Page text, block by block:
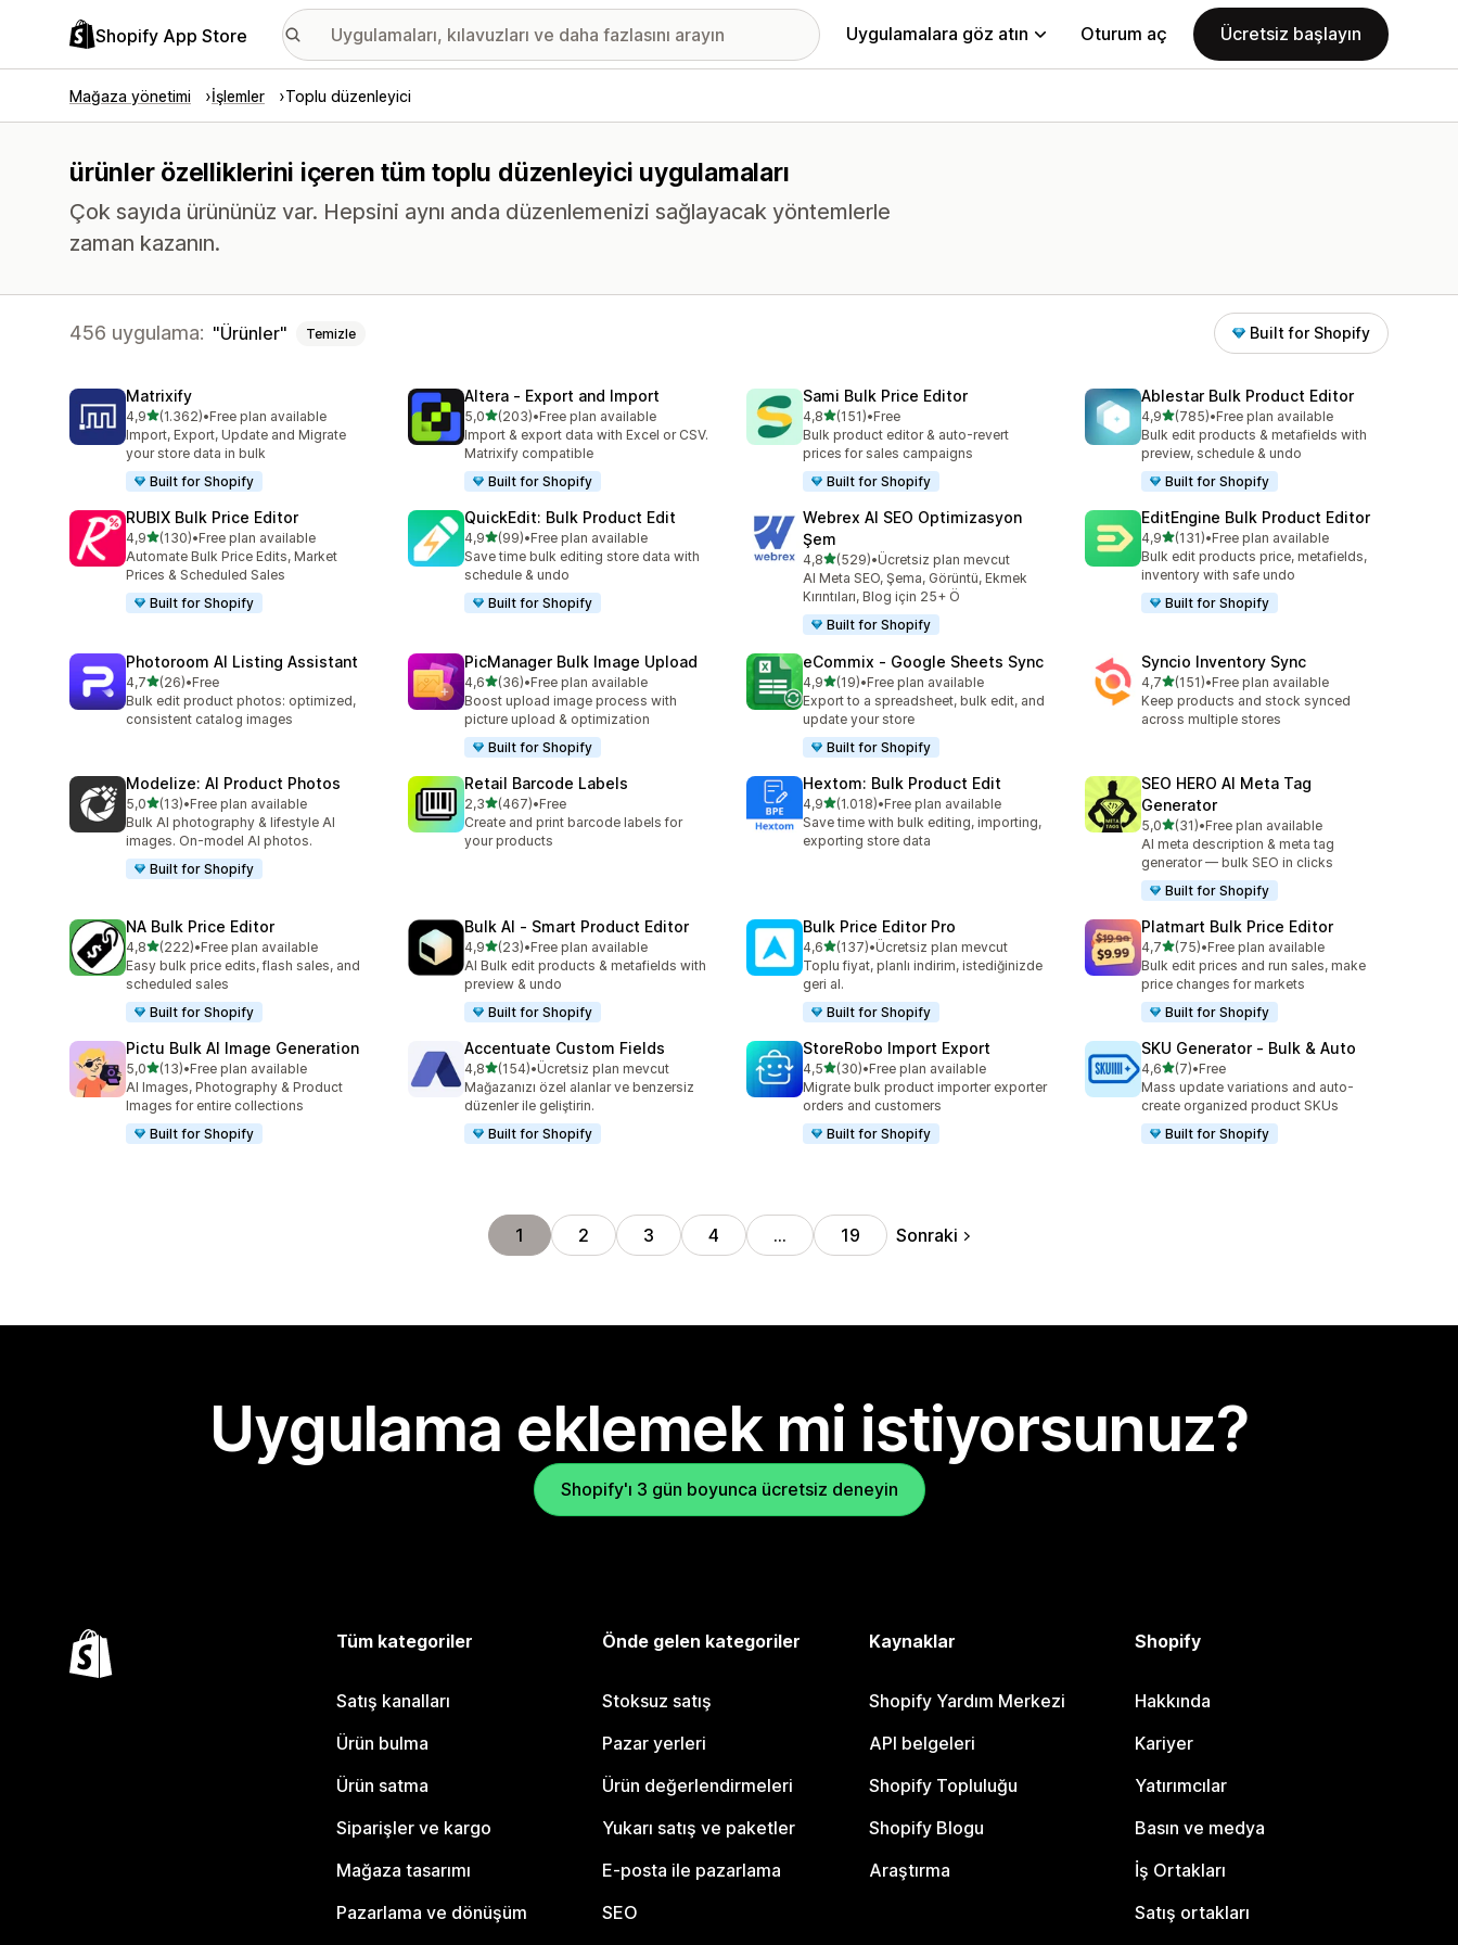
Shopify App Store Uygulamalara göz atın Oturum aç Ücretsiz başlayın
Mağaza yönetimi İşlemler Toplu düzenleyici
ürünler özelliklerini içeren tüm toplu düzenleyici uygulamaları
Çok sayıda ürününüz var. Hepsini aynı anda düzenlemenizi sağlayacak yöntemlerle
zaman kazanın.
456 uygulama: Ürünler Temizle Built for Shopify
Matrixify
4,95 yıldız üzerinden
(1.362)
toplam 1362 değerlendirme
•Free plan available
Import, Export, Update and Migrate
your store data in bulk
Built for Shopify
Altera ‑ Export and Import
5,05 yıldız üzerinden
(203)
toplam 203 değerlendirme
•Free plan available
Import & export data with Excel or CSV.
Matrixify compatible
Built for Shopify
Sami Bulk Price Editor
4,85 yıldız üzerinden
(151)
toplam 151 değerlendirme
•Free
Bulk product editor & auto-revert
prices for sales campaigns
Built for Shopify
Ablestar Bulk Product Editor
4,95 yıldız üzerinden
(785)
toplam 785 değerlendirme
•Free plan available
Bulk edit products & metafields with
preview, schedule & undo
Built for Shopify
RUBIX Bulk Price Editor
4,95 yıldız üzerinden
(130)
toplam 130 değerlendirme
•Free plan available
Automate Bulk Price Edits, Market
Prices & Scheduled Sales
Built for Shopify
QuickEdit: Bulk Product Edit
4,95 yıldız üzerinden
(99)
toplam 99 değerlendirme
•Free plan available
Save time bulk editing store data with
schedule & undo
Built for Shopify
Webrex AI SEO Optimizasyon
Şem
4,85 yıldız üzerinden
(529)
toplam 529 değerlendirme
•Ücretsiz plan mevcut
AI Meta SEO, Şema, Görüntü, Ekmek
Kırıntıları, Blog için 25+ Ö
Built for Shopify
EditEngine Bulk Product Editor
4,95 yıldız üzerinden
(131)
toplam 131 değerlendirme
•Free plan available
Bulk edit products price, metafields,
inventory with safe undo
Built for Shopify
Photoroom AI Listing Assistant
4,75 yıldız üzerinden
(26)
toplam 26 değerlendirme
•Free
Bulk edit product photos: optimized,
consistent catalog images
PicManager Bulk Image Upload
4,65 yıldız üzerinden
(36)
toplam 36 değerlendirme
•Free plan available
Boost upload image process with
picture upload & optimization
Built for Shopify
eCommix ‑ Google Sheets Sync
4,95 yıldız üzerinden
(19)
toplam 19 değerlendirme
•Free plan available
Export to a spreadsheet, bulk edit, and
update your store
Built for Shopify
Syncio Inventory Sync
4,75 yıldız üzerinden
(151)
toplam 151 değerlendirme
•Free plan available
Keep products and stock synced
across multiple stores
Modelize: AI Product Photos
5,05 yıldız üzerinden
(13)
toplam 13 değerlendirme
•Free plan available
Bulk AI photography & lifestyle AI
images. On-model AI photos.
Built for Shopify
Retail Barcode Labels
2,35 yıldız üzerinden
(467)
toplam 467 değerlendirme
•Free
Create and print barcode labels for
your products
Hextom: Bulk Product Edit
4,95 yıldız üzerinden
(1.018)
toplam 1018 değerlendirme
•Free plan available
Save time with bulk editing, importing,
exporting store data
SEO HERO AI Meta Tag
Generator
5,05 yıldız üzerinden
(31)
toplam 31 değerlendirme
•Free plan available
AI meta description & meta tag
generator — bulk SEO in clicks
Built for Shopify
NA Bulk Price Editor
4,85 yıldız üzerinden
(222)
toplam 222 değerlendirme
•Free plan available
Easy bulk price edits, flash sales, and
scheduled sales
Built for Shopify
Bulk AI ‑ Smart Product Editor
4,95 yıldız üzerinden
(23)
toplam 23 değerlendirme
•Free plan available
AI Bulk edit products & metafields with
preview & undo
Built for Shopify
Bulk Price Editor Pro
4,65 yıldız üzerinden
(137)
toplam 137 değerlendirme
•Ücretsiz plan mevcut
Toplu fiyat, planlı indirim, istediğinizde
geri al.
Built for Shopify
Platmart Bulk Price Editor
4,75 yıldız üzerinden
(75)
toplam 75 değerlendirme
•Free plan available
Bulk edit prices and run sales, make
price changes for markets
Built for Shopify
Pictu Bulk AI Image Generation
5,05 yıldız üzerinden
(13)
toplam 13 değerlendirme
•Free plan available
AI Images, Photography & Product
Images for entire collections
Built for Shopify
Accentuate Custom Fields
4,85 yıldız üzerinden
(154)
toplam 154 değerlendirme
•Ücretsiz plan mevcut
Mağazanızı özel alanlar ve benzersiz
düzenler ile geliştirin.
Built for Shopify
StoreRobo Import Export
4,55 yıldız üzerinden
(30)
toplam 30 değerlendirme
•Free plan available
Migrate bulk product importer exporter
orders and customers
Built for Shopify
SKU Generator ‑ Bulk & Auto
4,65 yıldız üzerinden
(7)
toplam 7 değerlendirme
•Free
Mass update variations and auto-
create organized product SKUs
Built for Shopify
1 2 3 4 … 19 Sonraki
Uygulama eklemek mi istiyorsunuz?
Shopify'ı 3 gün boyunca ücretsiz deneyin
Tüm kategoriler
Satış kanalları
Ürün bulma
Ürün satma
Siparişler ve kargo
Mağaza tasarımı
Pazarlama ve dönüşüm
Önde gelen kategoriler
Stoksuz satış
Pazar yerleri
Ürün değerlendirmeleri
Yukarı satış ve paketler
E-posta ile pazarlama
SEO
Kaynaklar
Shopify Yardım Merkezi
API belgeleri
Shopify Topluluğu
Shopify Blogu
Araştırma
Shopify
Hakkında
Kariyer
Yatırımcılar
Basın ve medya
İş Ortakları
Satış ortakları